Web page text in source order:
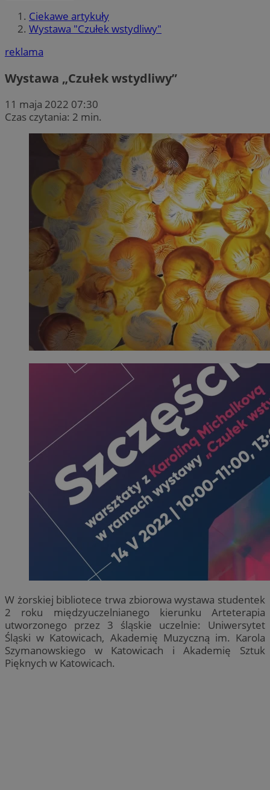
Ciekawe artykuły
Wystawa "Czułek wstydliwy"
reklama
Wystawa „Czułek wstydliwy”
11 maja 2022 07:30
Czas czytania: 2 min.
W żorskiej bibliotece trwa zbiorowa wystawa studentek
2 roku międzyuczelnianego kierunku Arteterapia
utworzonego przez 3 śląskie uczelnie: Uniwersytet
Śląski w Katowicach, Akademię Muzyczną im. Karola
Szymanowskiego w Katowicach i Akademię Sztuk
Pięknych w Katowicach.